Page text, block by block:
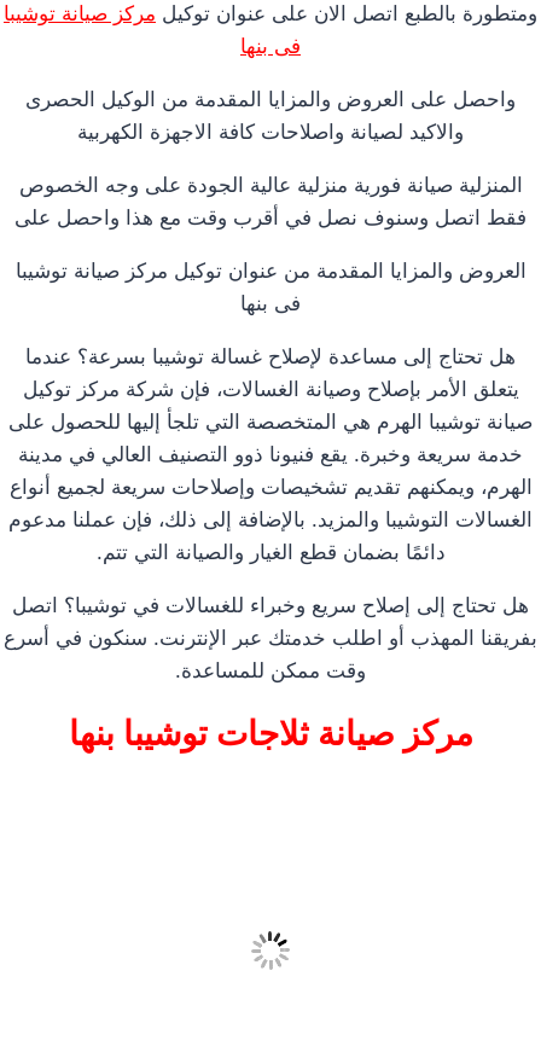
ومتطورة بالطبع اتصل الان على عنوان توكيل مركز صيانة توشيبا
فى بنها
واحصل على العروض والمزايا المقدمة من الوكيل الحصرى
والاكيد لصيانة واصلاحات كافة الاجهزة الكهربية
المنزلية صيانة فورية منزلية عالية الجودة على وجه الخصوص
فقط اتصل وسنوف نصل في أقرب وقت مع هذا واحصل على
العروض والمزايا المقدمة من عنوان توكيل مركز صيانة توشيبا
فى بنها
هل تحتاج إلى مساعدة لإصلاح غسالة توشيبا بسرعة؟ عندما
يتعلق الأمر بإصلاح وصيانة الغسالات، فإن شركة مركز توكيل
صيانة توشيبا الهرم هي المتخصصة التي تلجأ إليها للحصول على
خدمة سريعة وخبرة. يقع فنيونا ذوو التصنيف العالي في مدينة
الهرم، ويمكنهم تقديم تشخيصات وإصلاحات سريعة لجميع أنواع
الغسالات التوشيبا والمزيد. بالإضافة إلى ذلك، فإن عملنا مدعوم
دائمًا بضمان قطع الغيار والصيانة التي تتم.
هل تحتاج إلى إصلاح سريع وخبراء للغسالات في توشيبا؟ اتصل
بفريقنا المهذب أو اطلب خدمتك عبر الإنترنت. سنكون في أسرع
وقت ممكن للمساعدة.
مركز صيانة ثلاجات توشيبا بنها